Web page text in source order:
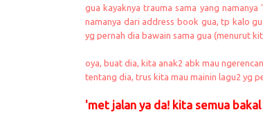
gua kayaknya trauma sama yang
namanya dari address book gua, tp kalo
yg pernah dia bawain sama gua (menurut
oya, buat dia, kita anak2 abk mau
tentang dia, trus kita mau mainin lagu2 yg
'met jalan ya da! kita semua